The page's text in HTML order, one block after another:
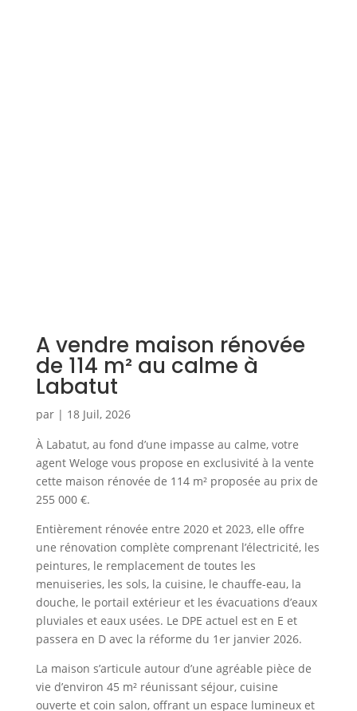
A vendre maison rénovée
de 114 m² au calme à
Labatut
par | 18 Juil, 2026
À Labatut, au fond d’une impasse au calme, votre
agent Weloge vous propose en exclusivité à la vente
cette maison rénovée de 114 m² proposée au prix de
255 000 €.
Entièrement rénovée entre 2020 et 2023, elle offre
une rénovation complète comprenant l’électricité, les
peintures, le remplacement de toutes les
menuiseries, les sols, la cuisine, le chauffe-eau, la
douche, le portail extérieur et les évacuations d’eaux
pluviales et eaux usées. Le DPE actuel est en E et
passera en D avec la réforme du 1er janvier 2026.
La maison s’articule autour d’une agréable pièce de
vie d’environ 45 m² réunissant séjour, cuisine
ouverte et coin salon, offrant un espace lumineux et